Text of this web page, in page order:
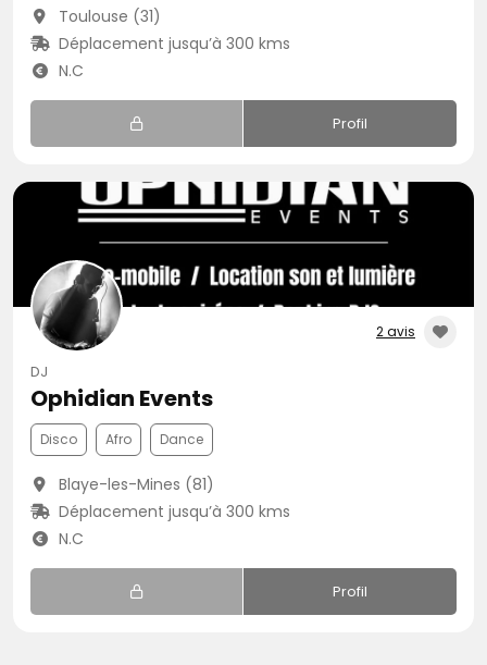
Toulouse (31)
Déplacement jusqu’à 300 kms
N.C
Profil
2 avis
DJ
Ophidian Events
Disco Afro Dance
Blaye-les-Mines (81)
Déplacement jusqu’à 300 kms
N.C
Profil